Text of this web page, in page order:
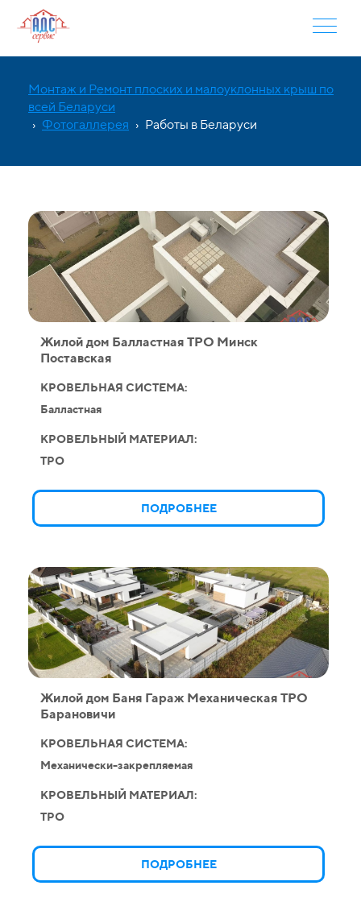
Монтаж и Ремонт плоских и малоуклонных крыш по
всей Беларуси
› Фотогаллерея › Работы в Беларуси
Жилой дом Балластная ТPO Минск
Поставская
КРОВЕЛЬНАЯ СИСТЕМА:
Балластная
КРОВЕЛЬНЫЙ МАТЕРИАЛ:
TPO
ПОДРОБНЕЕ
Жилой дом Баня Гараж Механическая ТPO
Барановичи
КРОВЕЛЬНАЯ СИСТЕМА:
Механически-закрепляемая
КРОВЕЛЬНЫЙ МАТЕРИАЛ:
TPO
ПОДРОБНЕЕ